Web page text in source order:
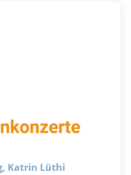
Katrin Lüthi